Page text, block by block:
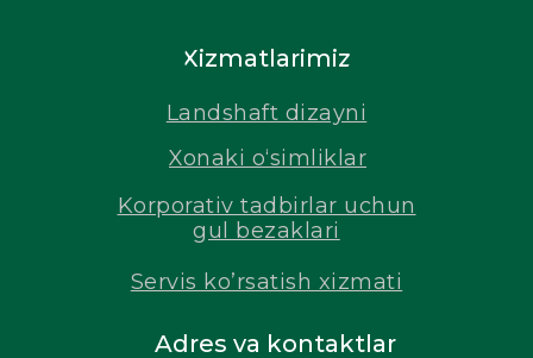
Adres va kontaktlar
Servis ko’rsatish xizmati
Korporativ tadbirlar uchun
gul bezaklari
Xonaki o‘simliklar
Xizmatlarimiz
Landshaft dizayni